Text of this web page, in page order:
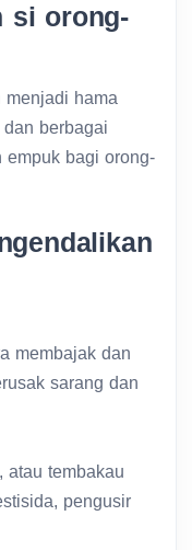
si orong-
menjadi hama
berbagai
empuk bagi orong-
membajak dan
sarang dan
atau tembakau
pengusir